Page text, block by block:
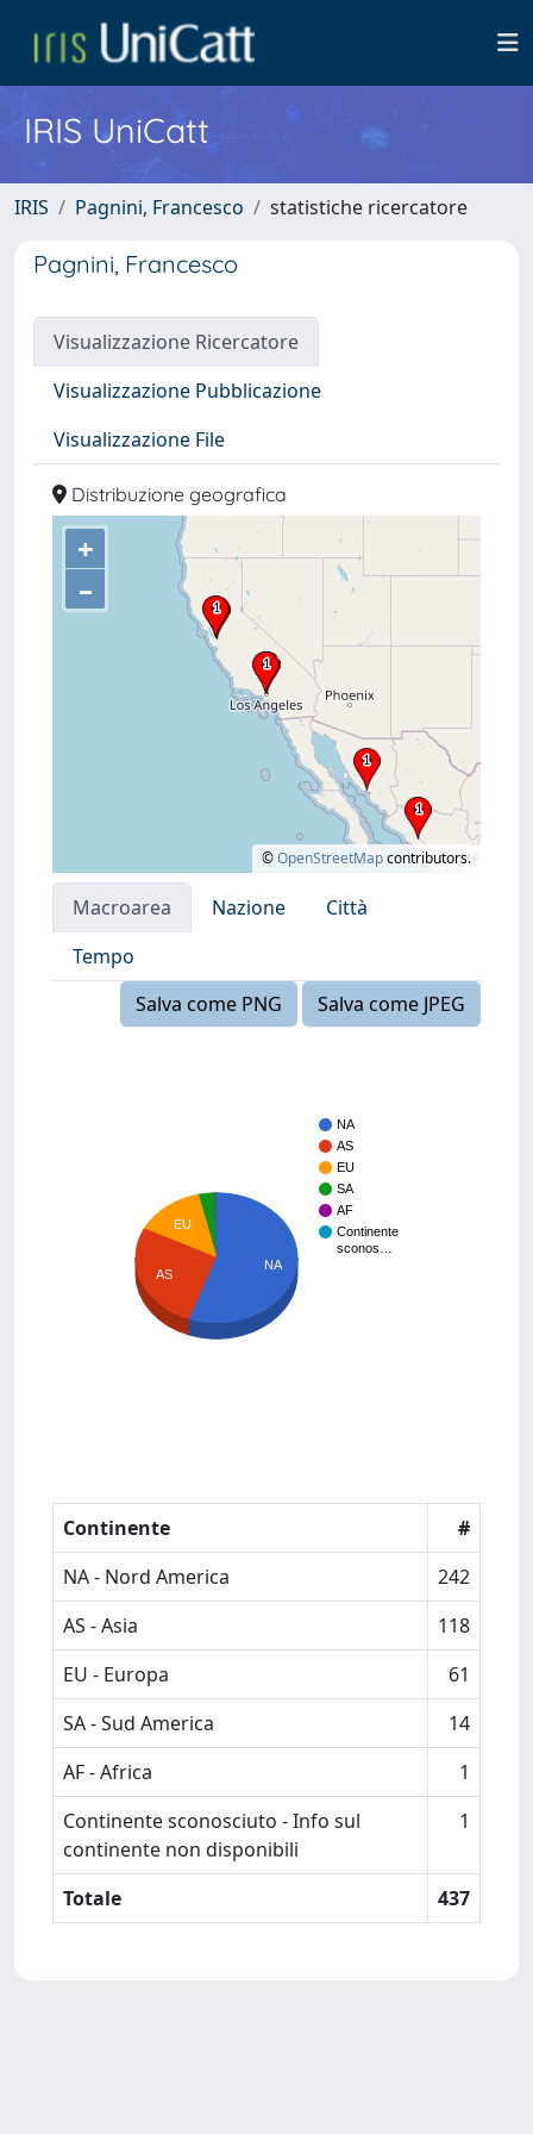
IRIS UniCatt
IRIS Pagnini, Francesco statistiche ricercatore
Pagnini, Francesco
Visualizzazione Ricercatore
Visualizzazione Pubblicazione
Visualizzazione File
Distribuzione geografica
+
–
©OpenStreetMapcontributors.
Macroarea Nazione
Città
Tempo
Salva come PNG
Salva come JPEG
NA
AS
EU
SA
AF
Continente
sconos…
EU
AS
NA
Continente
#
NA - Nord America
242
AS - Asia
118
EU - Europa
61
SA - Sud America
14
AF - Africa
1
Continente sconosciuto - Info sul
continente non disponibili
1
Totale 437